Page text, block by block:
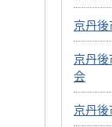
京丹
京丹
会
京丹